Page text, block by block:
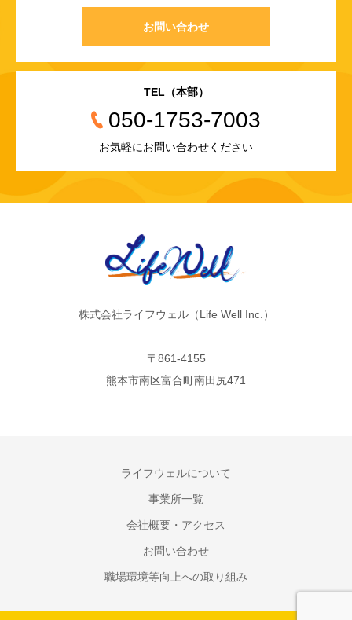
お問い合わせ
TEL（本部）
050-1753-7003
お気軽にお問い合わせください
株式会社ライフウェル（Life Well Inc.）
〒861-4155
熊本市南区富合町南田尻471
ライフウェルについて
事業所一覧
会社概要・アクセス
お問い合わせ
職場環境等向上への取り組み